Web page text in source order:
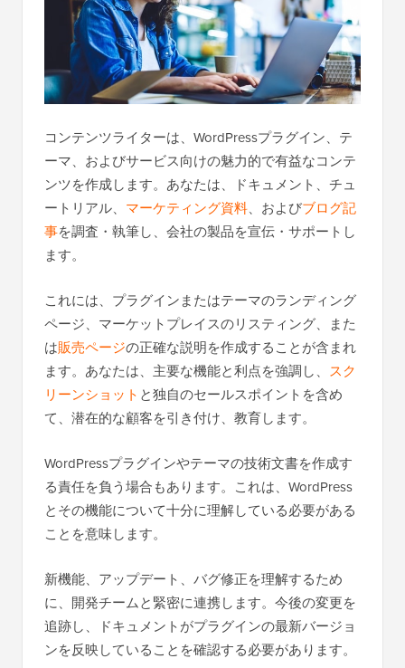
コンテンツライターは、WordPressプラグイン、テ
ーマ、およびサービス向けの魅力的で有益なコンテ
ンツを作成します。あなたは、ドキュメント、チュ
ートリアル、 マーケティング資料、およびブログ記
事を調査・執筆し、会社の製品を宣伝・サポートし
ます。
これには、プラグインまたはテーマのランディング
ページ、マーケットプレイスのリスティング、また
は販売ページの正確な説明を作成することが含まれ
ます。あなたは、主要な機能と利点を強調し、 スク
リーンショット と独自のセールスポイントを含め
て、潜在的な顧客を引き付け、教育します。
WordPressプラグインやテーマの技術文書を作成す
る責任を負う場合もあります。これは、WordPress
とその機能について十分に理解している必要がある
ことを意味します。
新機能、アップデート、バグ修正を理解するため
に、開発チームと緊密に連携します。今後の変更を
追跡し、ドキュメントがプラグインの最新バージョ
ンを反映していることを確認する必要があります。